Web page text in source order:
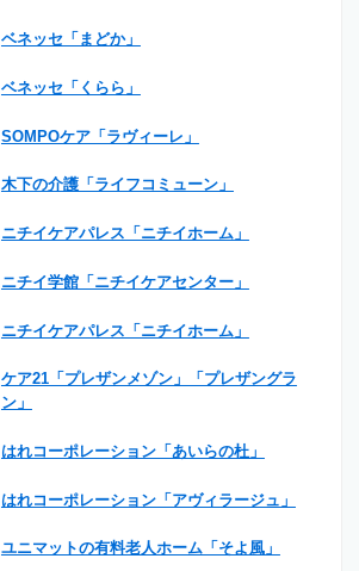
ベネッセ「まどか」
ベネッセ「くらら」
SOMPOケア「ラヴィーレ」
木下の介護「ライフコミューン」
ニチイケアパレス「ニチイホーム」
ニチイ学館「ニチイケアセンター」
ニチイケアパレス「ニチイホーム」
ケア21「プレザンメゾン」「プレザングラ
ン」
はれコーポレーション「あいらの杜」
はれコーポレーション「アヴィラージュ」
ユニマットの有料老人ホーム「そよ風」